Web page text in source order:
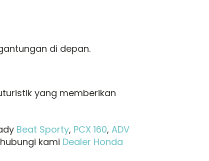
di depan.
yang memberikan
Beat Sporty, PCX 160,ADV
kami Dealer Honda